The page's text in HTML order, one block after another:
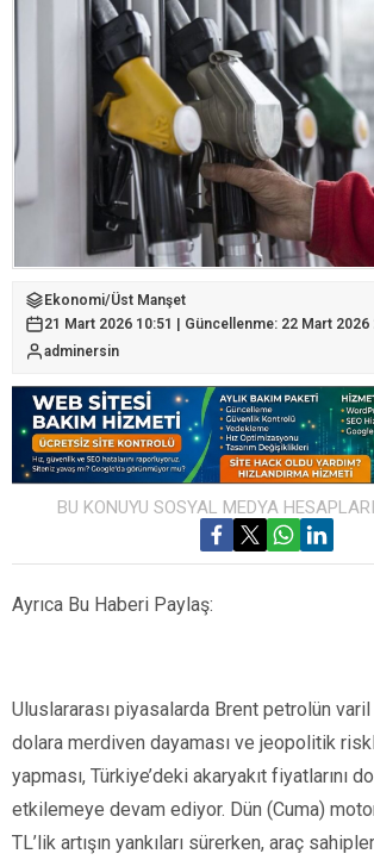
Ekonomi/Üst Manşet
21 Mart 2026 10:51 | Güncellenme: 22 Mart 2026
adminersin
BU KONUYU SOSYAL MEDYA
Ayrıca Bu Haberi Paylaş:
Uluslararası piyasalarda Brent petrolün varil
dolara merdiven dayaması ve jeopolitik
yapması, Türkiye’deki akaryakıt fiyatlarını
etkilemeye devam ediyor. Dün (Cuma)
TL’lik artışın yankıları sürerken, araç